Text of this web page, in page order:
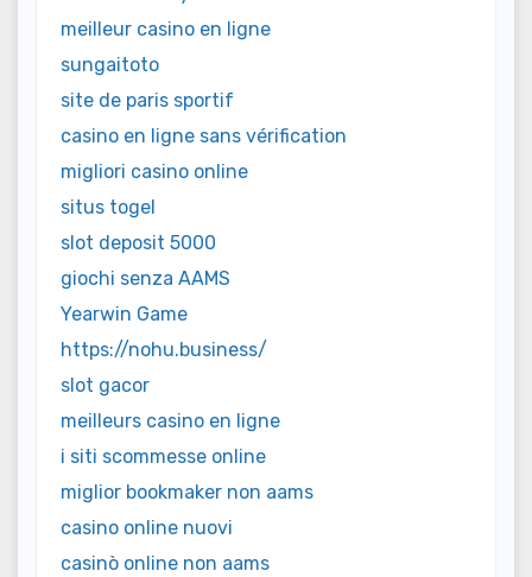
meilleur casino en ligne
sungaitoto
site de paris sportif
casino en ligne sans vérification
migliori casino online
situs togel
slot deposit 5000
giochi senza AAMS
Yearwin Game
https://nohu.business/
slot gacor
meilleurs casino en ligne
i siti scommesse online
miglior bookmaker non aams
casino online nuovi
casinò online non aams